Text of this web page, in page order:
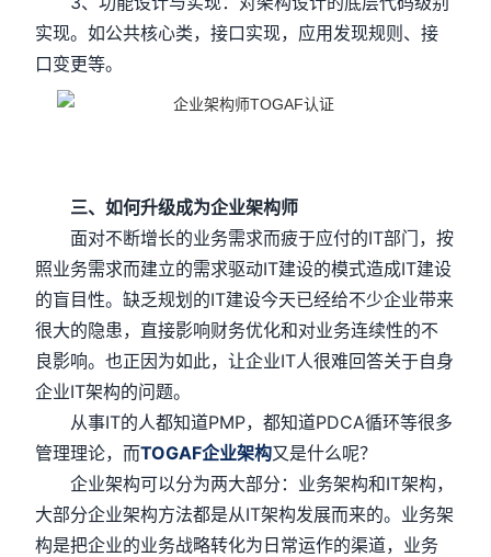
实现。如公共核心类，接口实现，应用发现规则、接
口变更等。
三、如何升级成为企业架构师
面对不断增长的业务需求而疲于应付的IT部门，按
照业务需求而建立的需求驱动IT建设的模式造成IT建设
的盲目性。缺乏规划的IT建设今天已经给不少企业带来
很大的隐患，直接影响财务优化和对业务连续性的不
良影响。也正因为如此，让企业IT人很难回答关于自身
企业IT架构的问题。
从事IT的人都知道PMP，都知道PDCA循环等很多
管理理论，而TOGAF企业架构又是什么呢？
企业架构可以分为两大部分：业务架构和IT架构，
大部分企业架构方法都是从IT架构发展而来的。业务架
构是把企业的业务战略转化为日常运作的渠道，业务